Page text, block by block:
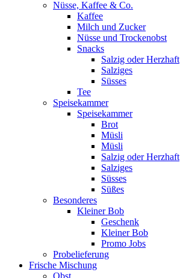
Nüsse, Kaffee & Co.
Kaffee
Milch und Zucker
Nüsse und Trockenobst
Snacks
Salzig oder Herzhaft
Salziges
Süsses
Tee
Speisekammer
Speisekammer
Brot
Müsli
Müsli
Salzig oder Herzhaft
Salziges
Süsses
Süßes
Besonderes
Kleiner Bob
Geschenk
Kleiner Bob
Promo Jobs
Probelieferung
Frische Mischung
Obst